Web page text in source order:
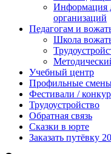
Информация
организаций
Педагогам и
Школа
Учебный центр
Профильные
Фестивали /
Трудоустройство
Обратная связь
Сказки в юрте
Заказать путёвку